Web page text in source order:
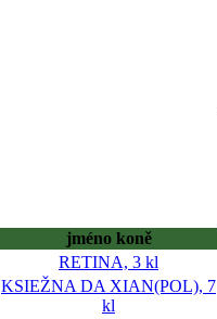
jméno koně
RETINA, 3 kl
KSIEŽNA DA XIAN(POL), 7
kl